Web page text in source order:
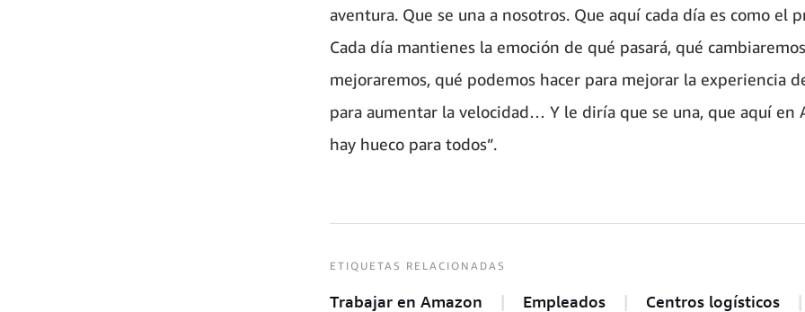
aventura. Que se una a nosotros. Que aquí cada día es como el
Cada día mantienes la emoción de qué pasará, qué
mejoraremos, qué podemos hacer para mejorar la experiencia
para aumentar la velocidad… Y le diría que se una, que aquí en
hay hueco para todos”.
ETIQUETAS RELACIONADAS
Trabajar en Amazon Empleados
Centros logísticos